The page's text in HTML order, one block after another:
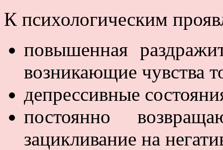
К психологическим
повышенная
возникающие чувства
депрессивные
постоянно
зацикливание на